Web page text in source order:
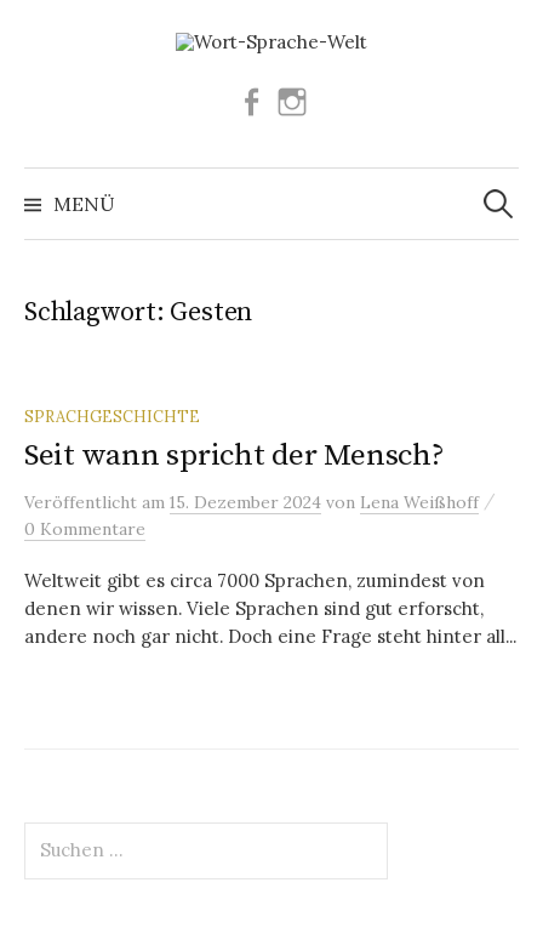
Facebook
MENÜ
Suchen
nach:
Schlagwort: Gesten
SPRACHGESCHICHTE
Seit wann spricht der Mensch?
Veröffentlicht am 15. Dezember 2024 von Lena Weißhoff /
0 Kommentare
Weltweit gibt es circa 7000 Sprachen, zumindest von
denen wir wissen. Viele Sprachen sind gut erforscht,
andere noch gar nicht. Doch eine Frage steht hinter all...
nach: